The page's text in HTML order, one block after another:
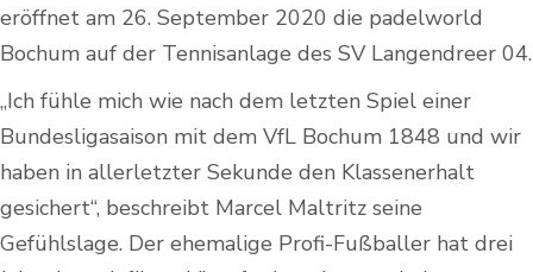
eröffnet am 26. September 2020 die padelworld
Bochum auf der Tennisanlage des SV Langendreer 04.
„Ich fühle mich wie nach dem letzten Spiel einer
Bundesligasaison mit dem VfL Bochum 1848 und wir
haben in allerletzter Sekunde den Klassenerhalt
gesichert“, beschreibt Marcel Maltritz seine
Gefühlslage. Der ehemalige Profi-Fußballer hat drei